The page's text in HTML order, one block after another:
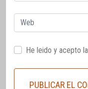
Web
He leido y acepto la